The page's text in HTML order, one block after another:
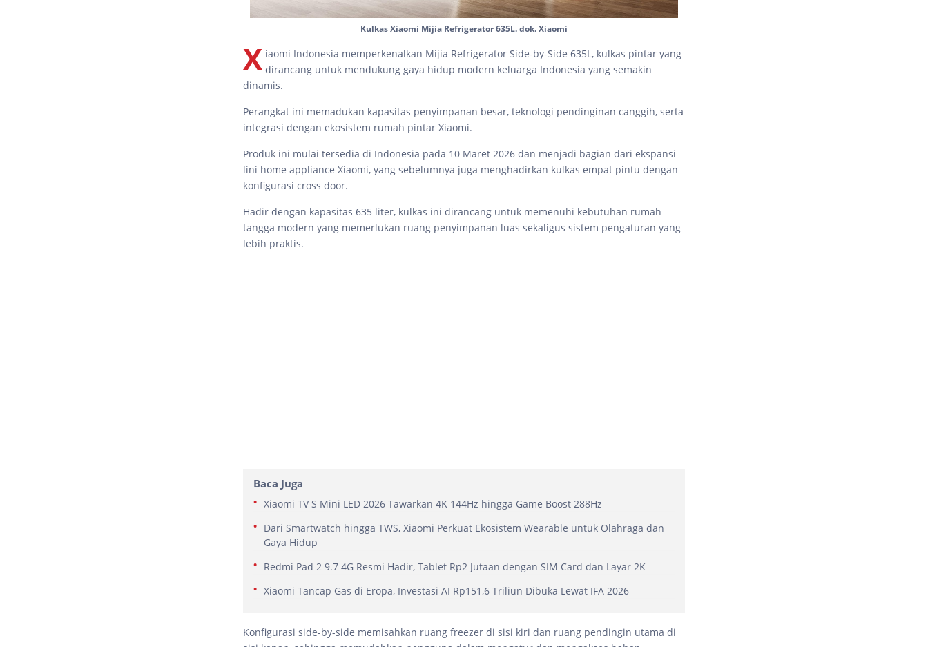
Kulkas Xiaomi Mijia Refrigerator 635L. dok. Xiaomi
X iaomi Indonesia memperkenalkan Mijia Refrigerator Side-by-Side 635L, kulkas pintar yang
dirancang untuk mendukung gaya hidup modern keluarga Indonesia yang semakin
dinamis.
Perangkat ini memadukan kapasitas penyimpanan besar, teknologi pendinginan canggih, serta
integrasi dengan ekosistem rumah pintar Xiaomi.
Produk ini mulai tersedia di Indonesia pada 10 Maret 2026 dan menjadi bagian dari ekspansi
lini home appliance Xiaomi, yang sebelumnya juga menghadirkan kulkas empat pintu dengan
konfigurasi cross door.
Hadir dengan kapasitas 635 liter, kulkas ini dirancang untuk memenuhi kebutuhan rumah
tangga modern yang memerlukan ruang penyimpanan luas sekaligus sistem pengaturan yang
lebih praktis.
Baca Juga
Xiaomi TV S Mini LED 2026 Tawarkan 4K 144Hz hingga Game Boost 288Hz
Dari Smartwatch hingga TWS, Xiaomi Perkuat Ekosistem Wearable untuk Olahraga dan
Gaya Hidup
Redmi Pad 2 9.7 4G Resmi Hadir, Tablet Rp2 Jutaan dengan SIM Card dan Layar 2K
Xiaomi Tancap Gas di Eropa, Investasi AI Rp151,6 Triliun Dibuka Lewat IFA 2026
Konfigurasi side-by-side memisahkan ruang freezer di sisi kiri dan ruang pendingin utama di